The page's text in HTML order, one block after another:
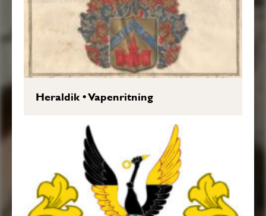
Heraldik•Vapenritning